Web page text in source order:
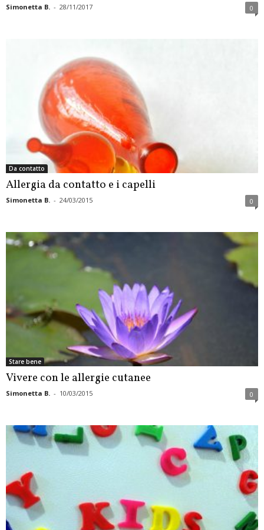
Simonetta B. - 28/11/2017 0
Da contatto
Allergia da contatto e i capelli
Simonetta B. - 24/03/2015 0
Stare bene
Vivere con le allergie cutanee
Simonetta B. - 10/03/2015 0